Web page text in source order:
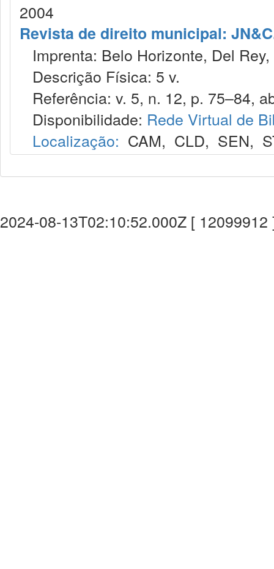
2004
Revista de direito municipal:
Imprenta: Belo Horizonte, Del
Descrição Física: 5 v.
Referência: v. 5, n. 12, p. 75–84,
Disponibilidade: Rede Virtual de
Localização: CAM, CLD, SEN,
2024-08-13T02:10:52.000Z [ 12099912